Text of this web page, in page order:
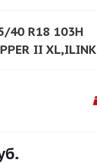
40 R18 103H
II XL,ILINK